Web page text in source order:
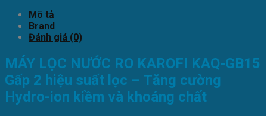
Mô tả
Brand
Đánh giá (0)
MÁY LỌC NƯỚC RO KAROFI KAQ-GB15
Gấp 2 hiệu suất lọc – Tăng cường
Hydro-ion kiềm và khoáng chất